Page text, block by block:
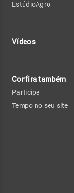
EstúdioAgro
Vídeos
Confira também
Participe
Tempo no seu site